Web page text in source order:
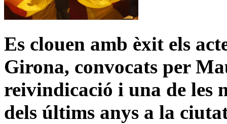
Es clouen amb èxit els
Girona, convocats per
reivindicació i una de les
dels últims anys a la